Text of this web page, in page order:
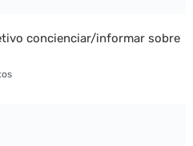
concienciar/informar sobre